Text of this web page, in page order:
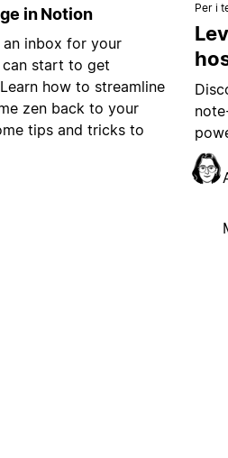
in Notion
inbox for your
start to get
how to streamline
zen back to your
tips and tricks to
Per i